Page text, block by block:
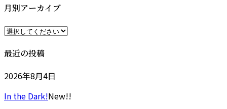
:
月別アーカイブ
最近の投稿
2026年8月4日
In the Dark!New!!